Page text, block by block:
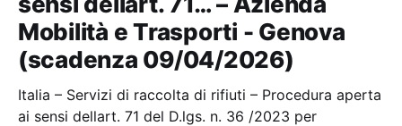
Mobilità e Trasporti - Genova
(scadenza 09/04/2026)
Italia – Servizi di raccolta di rifiuti – Procedura aperta
ai sensi dellart. 71 del D.lgs. n. 36 /2023 per